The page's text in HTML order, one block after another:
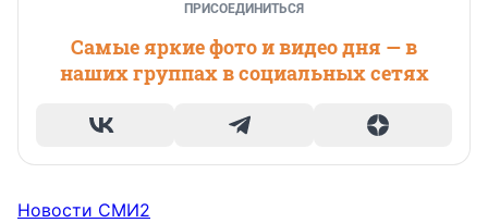
ПРИСОЕДИНИТЬСЯ
Самые яркие фото и видео дня — в
наших группах в социальных сетях
Новости СМИ2